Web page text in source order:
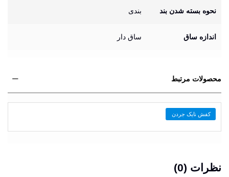
نحوه بسته شدن بند بندی
اندازه ساق ساق دار
محصولات مرتبط
کفش نایک جردن
نظرات (0)